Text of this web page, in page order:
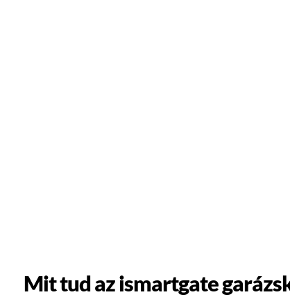
Mit tud az ismartgate